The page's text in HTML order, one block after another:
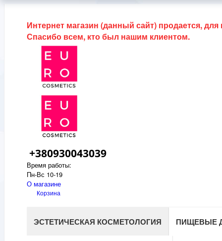
Интернет магазин (данный сайт) продается,
Спасибо всем, кто был нашим клиентом.
+380930043039
Время работы:
Пн-Вс 10-19
О магазине
Корзина
ЭСТЕТИЧЕСКАЯ КОСМЕТОЛОГИЯ ПИЩЕВЫЕ